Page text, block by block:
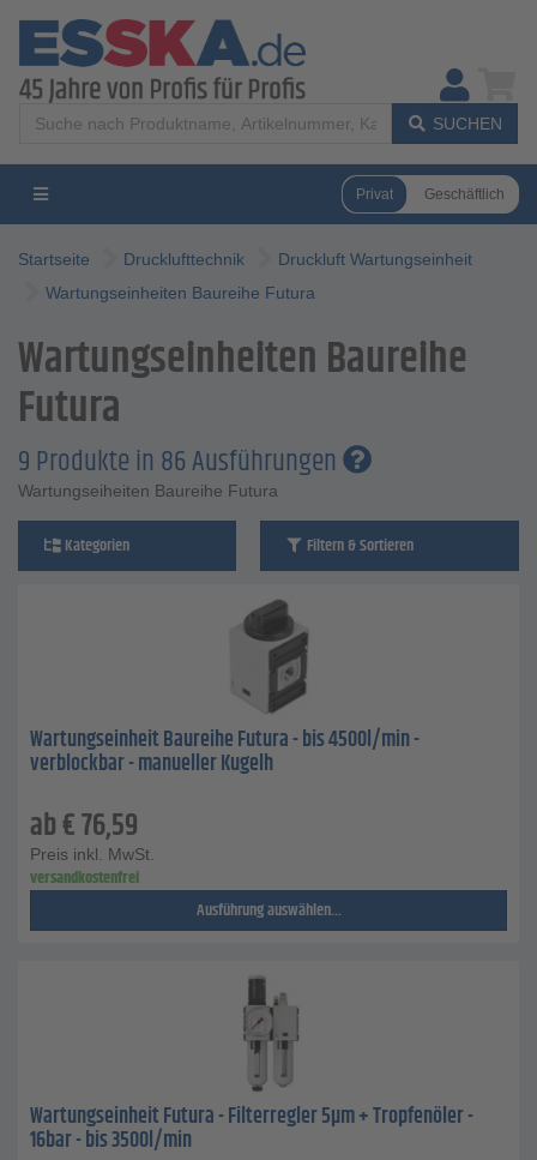
SUCHEN
Privat Geschäftlich
Startseite Drucklufttechnik
Druckluft Wartungseinheit
Wartungseinheiten Baureihe Futura
Wartungseinheiten Baureihe
Futura
9 Produkte in 86 Ausführungen
Wartungseiheiten Baureihe Futura
Kategorien Filtern & Sortieren
Wartungseinheit Baureihe Futura - bis 4500l/min -
verblockbar - manueller Kugelh
ab€76,59
Preis inkl. MwSt.
versandkostenfrei
Ausführung auswählen...
Wartungseinheit Futura - Filterregler 5µm + Tropfenöler -
16bar - bis 3500l/min